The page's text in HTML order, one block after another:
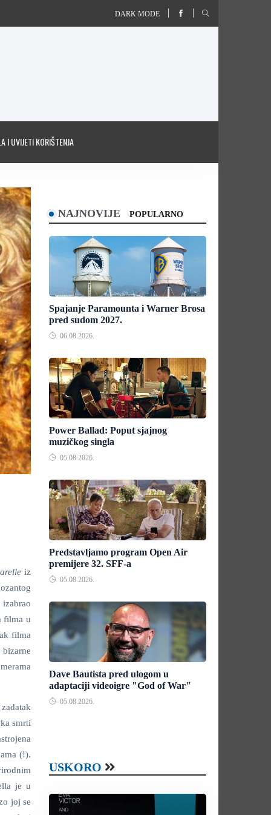
DARK MODE
I UVIJETI KORIŠTENJA
iz
izabrao
filma u
filma
smrti
(!).
je u
joj se
NAJNOVIJE POPULARNO
Spajanje Paramounta i Warner Brosa
pred sudom 2027.
06.08.2026.
Power Ballad: Poput sjajnog
muzičkog singla
05.08.2026.
Predstavljamo program Open Air
premijere 32. SFF-a
05.08.2026.
Dave Bautista pred ulogom u
adaptaciji videoigre "God of War"
05.08.2026.
USKORO